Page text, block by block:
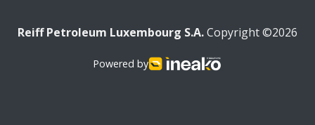
Reiff Petroleum Luxembourg S.A.Copyright ©2026
Powered by